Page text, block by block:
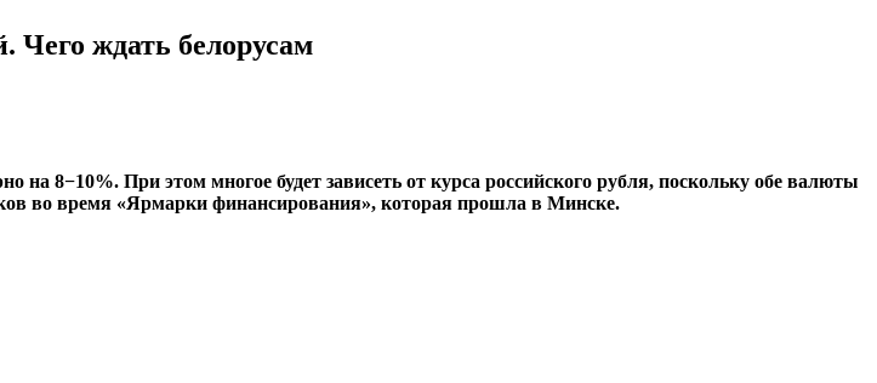
Чего ждать белорусам
8−10%. При этом многое будет зависеть от курса российского рубля, поскольку обе валюты
во время «Ярмарки финансирования», которая прошла в Минске.